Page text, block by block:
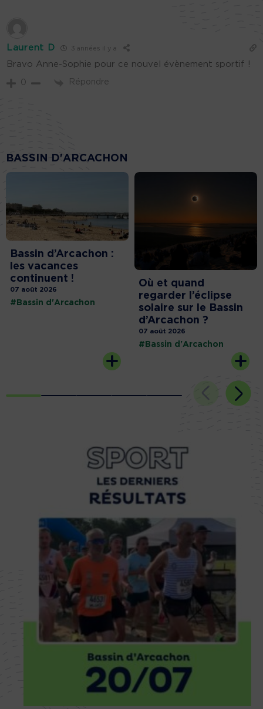
Laurent D 3 années il y a
Bravo Anne-Sophie pour ce nouvel évènement sportif !
0 Répondre
BASSIN D'ARCACHON
Bassin d’Arcachon :
les vacances
continuent !
07 août 2026
#Bassin d'Arcachon
Où et quand
regarder l’éclipse
solaire sur le Bassin
d’Arcachon ?
07 août 2026
#Bassin d'Arcachon